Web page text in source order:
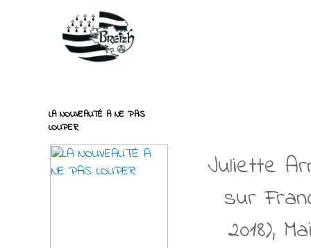
Juliette
sur
2018),
LA NOUVEAUTÉ A NE PAS
LOUPER